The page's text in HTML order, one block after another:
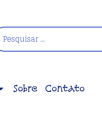
Sobre Contato